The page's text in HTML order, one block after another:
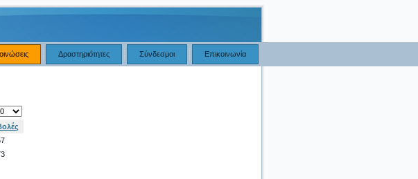
Δραστηριότητες Σύνδεσμοι Επικοινωνία